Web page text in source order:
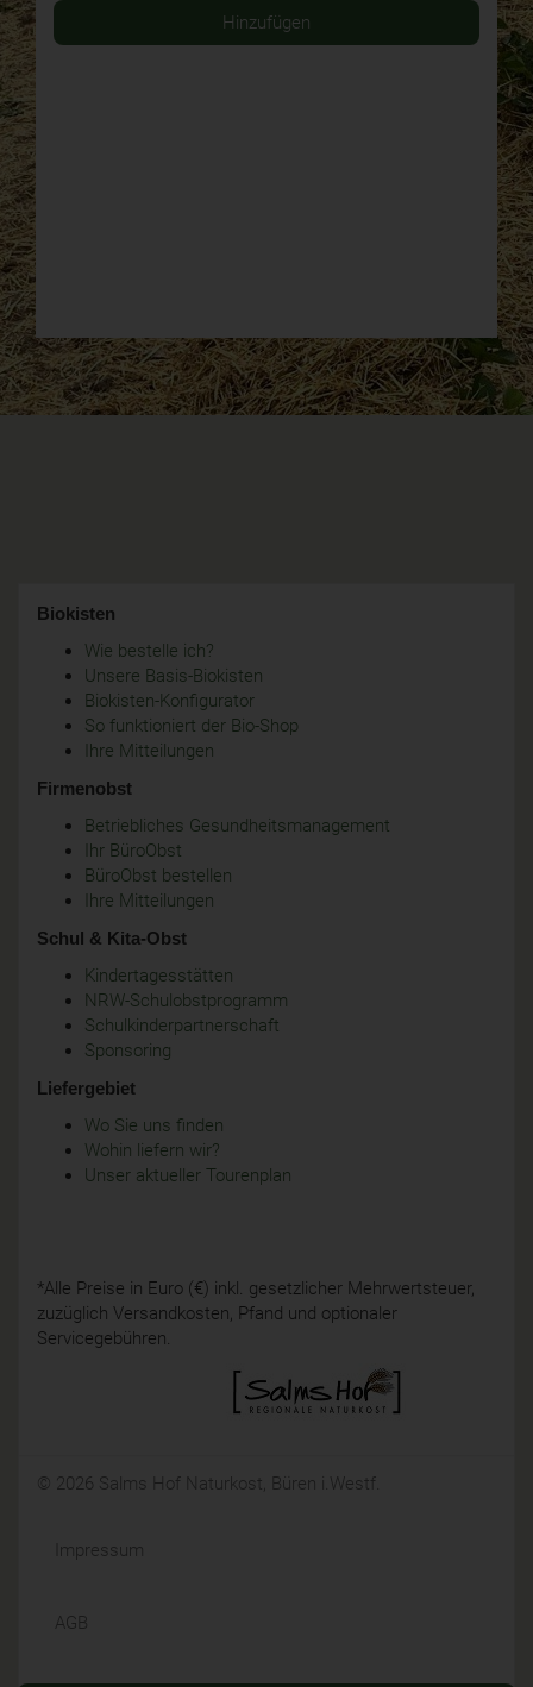
Hinzufügen
Biokisten
Wie bestelle ich?
Unsere Basis-Biokisten
Biokisten-Konfigurator
So funktioniert der Bio-Shop
Ihre Mitteilungen
Firmenobst
Betriebliches Gesundheitsmanagement
Ihr BüroObst
BüroObst bestellen
Ihre Mitteilungen
Schul & Kita-Obst
Kindertagesstätten
NRW-Schulobstprogramm
Schulkinderpartnerschaft
Sponsoring
Liefergebiet
Wo Sie uns finden
Wohin liefern wir?
Unser aktueller Tourenplan
*Alle Preise in Euro (€) inkl. gesetzlicher Mehrwertsteuer,
zuzüglich Versandkosten, Pfand und optionaler
Servicegebühren.
© 2026 Salms Hof Naturkost, Büren i.Westf.
Impressum
AGB